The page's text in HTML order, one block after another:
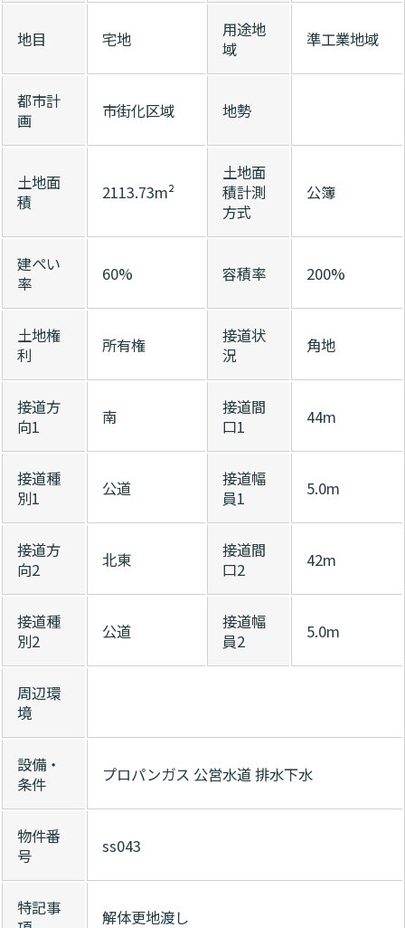
地目 宅地
用途地
域
準工業地域
都市計
画
市街化区域 地勢
土地面
積
2113.73m²
土地面
積計測
方式
公簿
建ぺい
率
60% 容積率 200%
土地権
利
所有権
接道状
況
角地
接道方
向1
南
接道間
口1
44m
接道種
別1
公道
接道幅
員1
5.0m
接道方
向2
北東
接道間
口2
42m
接道種
別2
公道
接道幅
員2
5.0m
周辺環
境
設備・
条件
プロパンガス 公営水道排水下水
物件番
号
ss043
特記事
解体更地渡し